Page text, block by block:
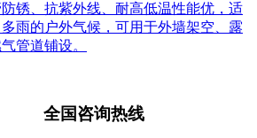
锈、抗紫外线、耐高低温性能优，适
雨的户外气候，可用于外墙架空、露
管道铺设。
全国咨询热线